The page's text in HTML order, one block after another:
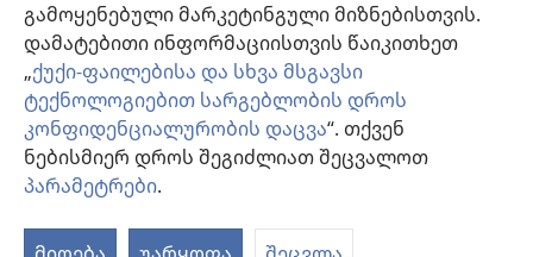
გამოყენებული მარკეტინგული მიზნებისთვის.
დამატებითი ინფორმაციისთვის წაიკითხეთ
„ქუქი-ფაილებისა და სხვა მსგავსი
ტექნოლოგიებით სარგებლობის დროს
კონფიდენციალურობის დაცვა“. თქვენ
ნებისმიერ დროს შეგიძლიათ შეცვალოთ
პარამეტრები.
დიზაინის კონფიგურაცია
Copyright© 2026 Watch Tower Bible and Tract Society of Pennsylvania.
ᲡᲐᲠᲒᲔᲑᲚᲝᲑᲘᲡ ᲬᲔᲡᲔᲑᲘ
|ᲣᲡᲐᲤᲠᲗᲮᲝᲔᲑᲘᲡ ᲞᲐᲠᲐᲛᲔᲢᲠᲔᲑᲘ